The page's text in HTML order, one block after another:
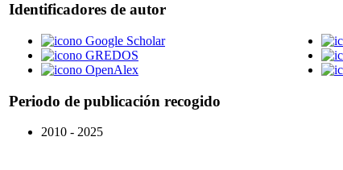
Identificadores de autor
Google Scholar
GREDOS
OpenAlex
Periodo de publicación recogido
2010 - 2025